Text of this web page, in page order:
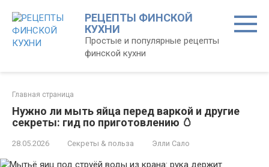
контенту
РЕЦЕПТЫ ФИНСКОЙ
КУХНИ
Простые и популярные рецепты
финской кухни
Главная страница
Нужно ли мыть яйца перед варкой и другие
секреты: гид по приготовлению 🥚
28.05.2026 Секреты & польза Элли Сало